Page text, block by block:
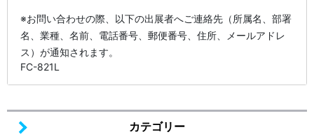
カテゴリー
※お問い合わせの際、以下の出展者へご連絡先（所属名、部署
名、業種、名前、電話番号、郵便番号、住所、メールアドレ
ス）が通知されます。
FC-821L